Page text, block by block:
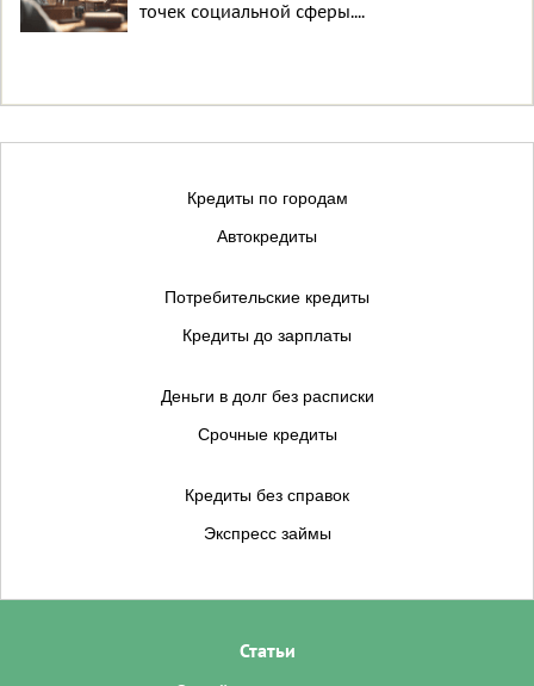
точек социальной сферы....
Кредиты по городам
Автокредиты
Потребительские кредиты
Кредиты до зарплаты
Деньги в долг без расписки
Срочные кредиты
Кредиты без справок
Экспресс займы
Статьи